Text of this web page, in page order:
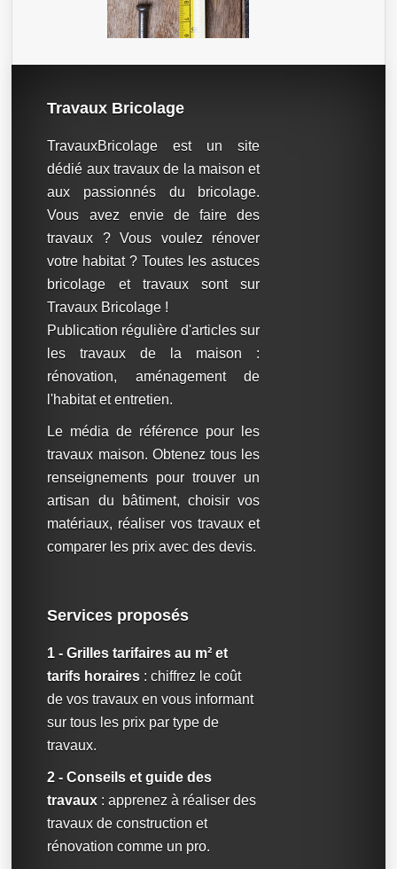
Travaux Bricolage
TravauxBricolage est un site
dédié aux travaux de la maison et
aux passionnés du bricolage.
Vous avez envie de faire des
travaux ? Vous voulez rénover
votre habitat ? Toutes les astuces
bricolage et travaux sont sur
Travaux Bricolage !
Publication régulière d'articles sur
les travaux de la maison :
rénovation, aménagement de
l'habitat et entretien.
Le média de référence pour les
travaux maison. Obtenez tous les
renseignements pour trouver un
artisan du bâtiment, choisir vos
matériaux, réaliser vos travaux et
comparer les prix avec des devis.
Services proposés
1 - Grilles tarifaires au m² et
tarifs horaires : chiffrez le coût
de vos travaux en vous informant
sur tous les prix par type de
travaux.
2 - Conseils et guide des
travaux : apprenez à réaliser des
travaux de construction et
rénovation comme un pro.